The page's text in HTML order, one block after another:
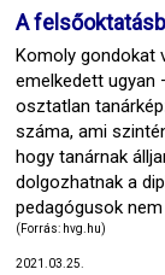
A
Komoly gondokat
emelkedett ugyan
osztatlan
száma, ami
hogy tanárnak
dolgozhatnak a
pedagógusok
(Forrás: hvg.hu)
2021.03.25.